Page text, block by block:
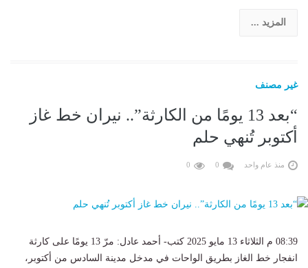
المزيد ...
غير مصنف
“بعد 13 يومًا من الكارثة”.. نيران خط غاز
أكتوبر تُنهي حلم
منذ عام واحد 0
0
08:39 م الثلاثاء 13 مايو 2025 كتب- أحمد عادل: مرّ 13 يومًا على كارثة
انفجار خط الغاز بطريق الواحات في مدخل مدينة السادس من أكتوبر،